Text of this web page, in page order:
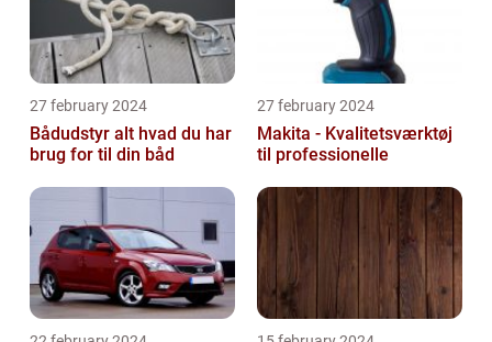
27 february 2024
Bådudstyr alt hvad du har
brug for til din båd
27 february 2024
Makita - Kvalitetsværktøj
til professionelle